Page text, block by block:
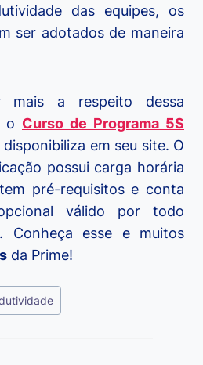
das equipes, os
ser adotados de maneira
mais a respeito dessa
o Curso de Programa 5S
em seu site. O
possui carga horária
pré-requisitos e conta
válido por todo
Conheça esse e muitos
da Prime!